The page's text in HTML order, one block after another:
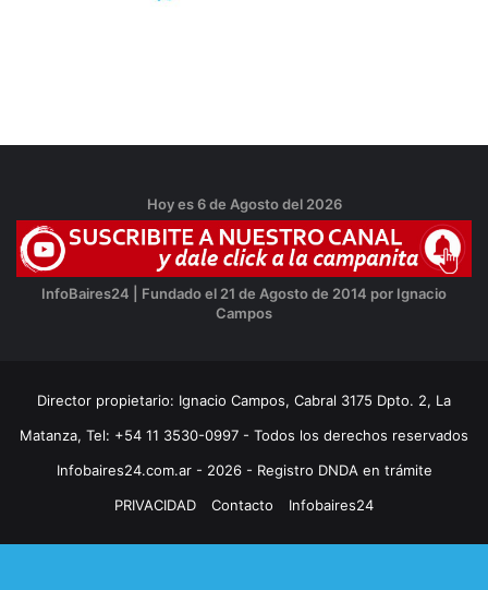
Hoy es 6 de Agosto del 2026
InfoBaires24 | Fundado el 21 de Agosto de 2014 por Ignacio
Campos
Director propietario: Ignacio Campos, Cabral 3175 Dpto. 2, La
Matanza, Tel: +54 11 3530-0997 - Todos los derechos reservados
Infobaires24.com.ar - 2026 - Registro DNDA en trámite
PRIVACIDAD
Contacto Infobaires24